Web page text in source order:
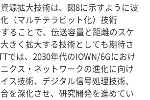
源拡大技術は、図8に示すように波
（マルチテラビット化）技術
ることで、伝送容量と距離のスケ
きく拡大する技術としても期待さ
では、2030年代のIOWN/6Gにおけ
クス・ネットワークの進化に向け
ス技術、デジタル信号処理技術、
を深化させ、研究開発を進めてい